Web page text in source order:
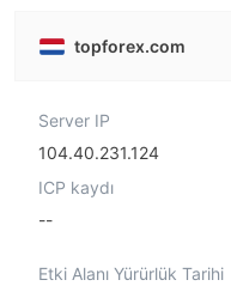
topforex.com
Server IP
104.40.231.124
ICP kaydı
--
Etki Alanı Yürürlük Tarihi